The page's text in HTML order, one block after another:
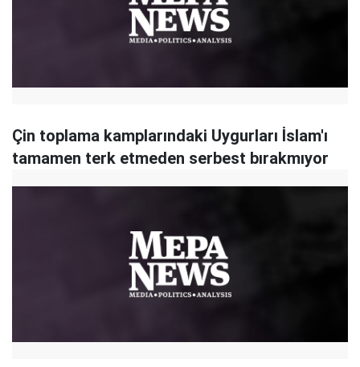
Çin toplama kamplarındaki Uygurları İslam'ı
tamamen terk etmeden serbest bırakmıyor